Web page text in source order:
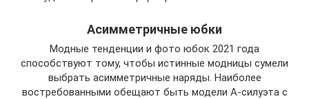
Асимметричные юбки
Модные тенденции и фото юбок 2021 года
способствуют тому, чтобы истинные модницы сумели
выбрать асимметричные наряды. Наиболее
востребованными обещают быть модели А-силуэта с